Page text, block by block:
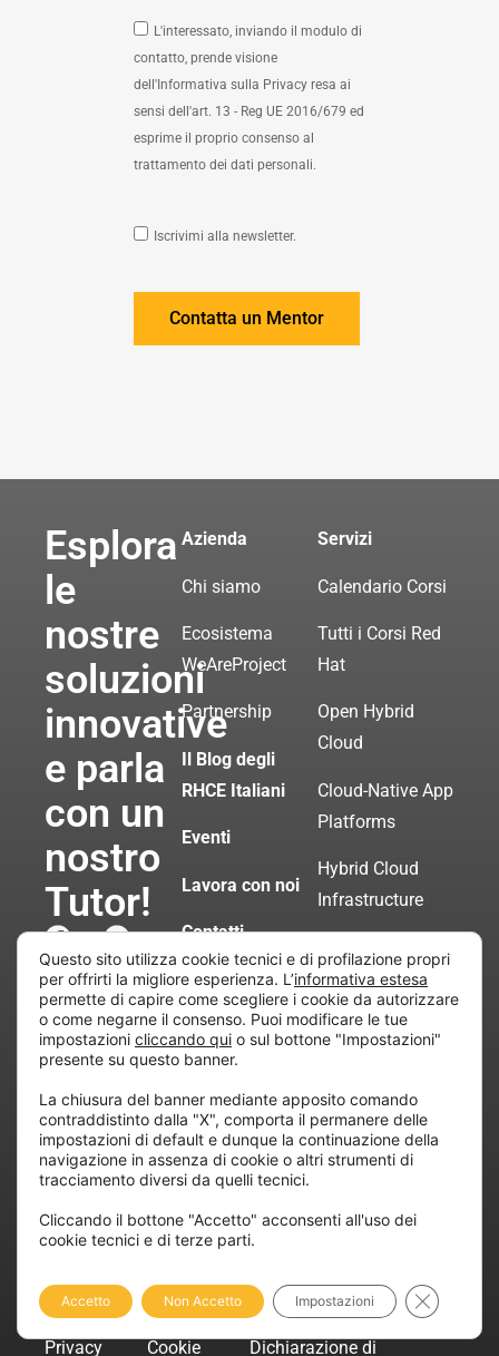
L'interessato, inviando il modulo di
contatto, prende visione
dell'Informativa sulla Privacy resa ai
sensi dell'art. 13 - Reg UE 2016/679 ed
esprime il proprio consenso al
trattamento dei dati personali.
Iscrivimi alla newsletter.
Contatta un Mentor
Esplora
le
nostre
soluzioni
innovative
e parla
con un
nostro
Tutor!
Azienda
Chi siamo
Ecosistema
WeAreProject
Partnership
Il Blog degli
RHCE Italiani
Eventi
Lavora con noi
Contatti
Servizi
Calendario Corsi
Tutti i Corsi Red
Hat
Open Hybrid
Cloud
Cloud-Native App
Platforms
Hybrid Cloud
Infrastructure
Automation
Servizi di
Certificata
Copyright © 2010 Extraordy S.r.l. – Società soggetta
all’attività di direzione e coordinamento di “Project
Informatica”
REA: MI – 194005, P. IVA / CF 07165600961 – All
Privacy Cookie Dichiarazione di
Questo sito utilizza cookie tecnici e di profilazione propri
per offrirti la migliore esperienza. L’informativa estesa
permette di capire come scegliere i cookie da autorizzare
o come negarne il consenso. Puoi modificare le tue
impostazioni cliccando qui o sul bottone "Impostazioni"
presente su questo banner.
La chiusura del banner mediante apposito comando
contraddistinto dalla "X", comporta il permanere delle
impostazioni di default e dunque la continuazione della
navigazione in assenza di cookie o altri strumenti di
tracciamento diversi da quelli tecnici.
Cliccando il bottone "Accetto" acconsenti all'uso dei
cookie tecnici e di terze parti.
Accetto Non Accetto Impostazioni Close